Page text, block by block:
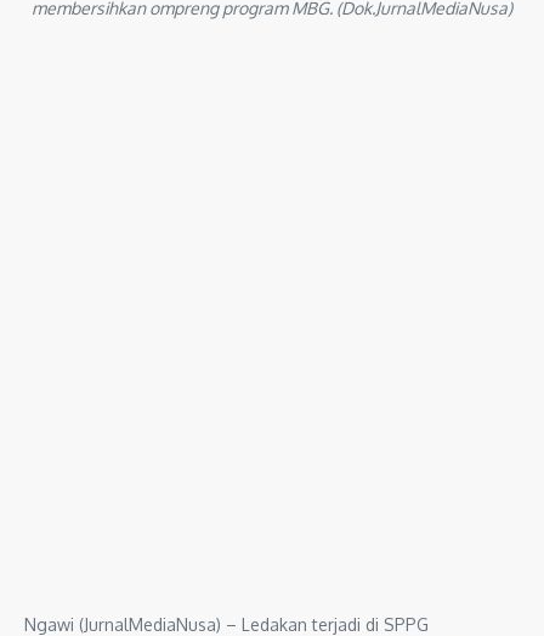
membersihkan ompreng program MBG. (Dok.JurnalMediaNusa)
Ngawi (JurnalMediaNusa) – Ledakan terjadi di SPPG